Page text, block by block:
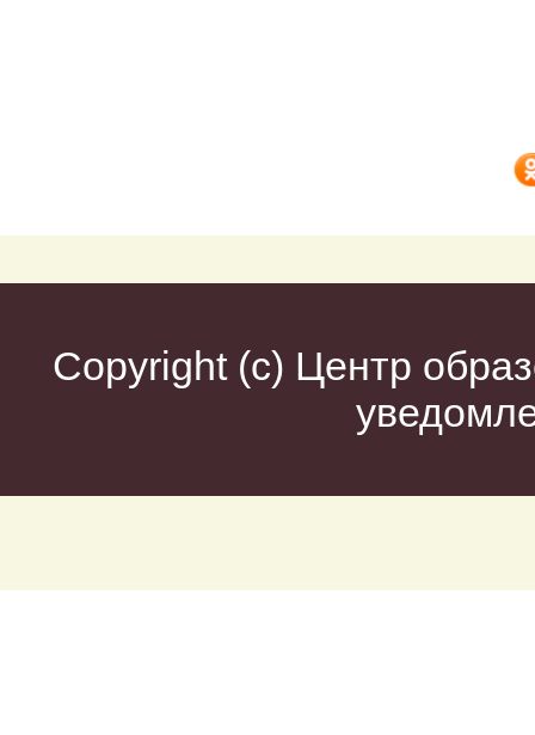
Copyright (c) Центр